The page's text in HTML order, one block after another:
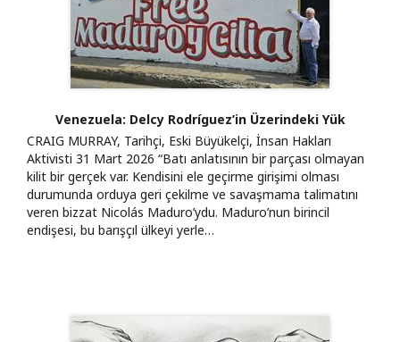
Venezuela: Delcy Rodríguez’in Üzerindeki Yük
CRAIG MURRAY, Tarihçi, Eski Büyükelçi, İnsan Hakları
Aktivisti 31 Mart 2026 “Batı anlatısının bir parçası olmayan
kilit bir gerçek var. Kendisini ele geçirme girişimi olması
durumunda orduya geri çekilme ve savaşmama talimatını
veren bizzat Nicolás Maduro’ydu. Maduro’nun birincil
endişesi, bu barışçıl ülkeyi yerle…